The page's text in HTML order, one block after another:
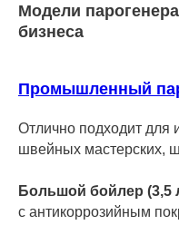
Модели
бизнеса
Промышленный
Отлично подходит для
швейных мастерских,
Большой бойлер (3,5
с антикоррозийным